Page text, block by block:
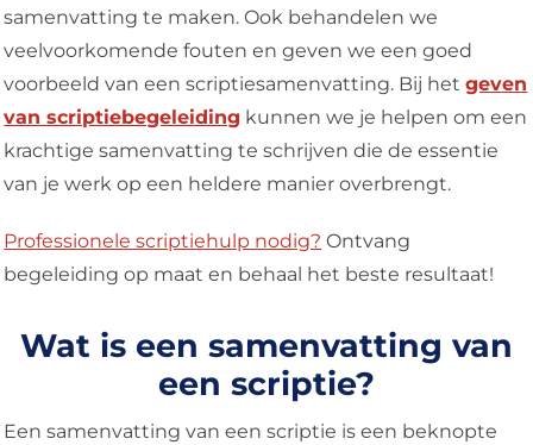
samenvatting te maken. Ook behandelen we
veelvoorkomende fouten en geven we een goed
voorbeeld van een scriptiesamenvatting. Bij hetgeven
van scriptiebegeleiding kunnen we je helpen om een
krachtige samenvatting te schrijven die de essentie
van je werk op een heldere manier overbrengt.
Professionele scriptiehulp nodig? Ontvang
begeleiding op maat en behaal het beste resultaat!
Wat is een samenvatting van
een scriptie?
Een samenvatting van een scriptie is een beknopte